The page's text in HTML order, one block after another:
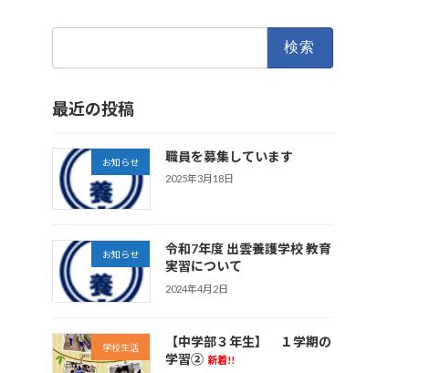
最近の投稿
お知らせ 職員を募集しています
2025年3月18日
お知らせ
令和7年度 出雲養護学校 教育
実習について
2024年4月2日
学校生活
【中学部３年生】 １学期の
学習② 新着!!